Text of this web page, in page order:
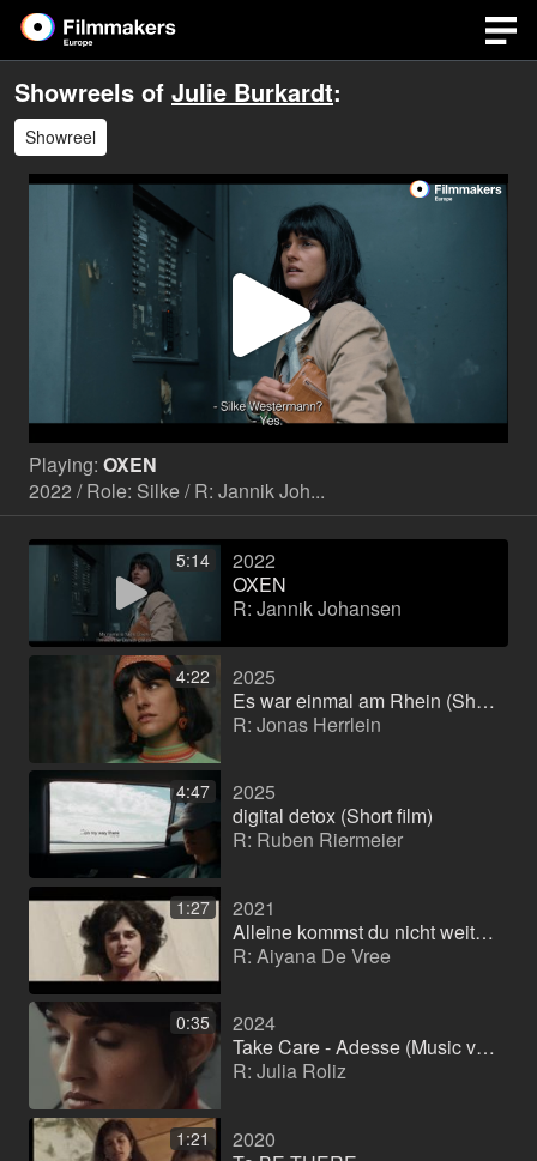
Showreels of Julie Burkardt:
Showreel
Play
Video
Playing: OXEN
2022 / Role: Silke / R: Jannik Joh...
5:14
2022
OXEN
R: Jannik Johansen
4:22
2025
Es war einmal am Rhein (Short film)
R: Jonas Herrlein
4:47
2025
digital detox (Short film)
R: Ruben Riermeier
1:27
2021
Alleine kommst du nicht weit genug
R: Aiyana De Vree
0:35
2024
Take Care - Adesse (Music video)
R: Julia Roliz
1:21
2020